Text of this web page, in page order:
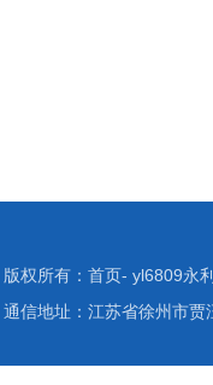
版权所有：首页- yl6809永
通信地址：江苏省徐州市贾